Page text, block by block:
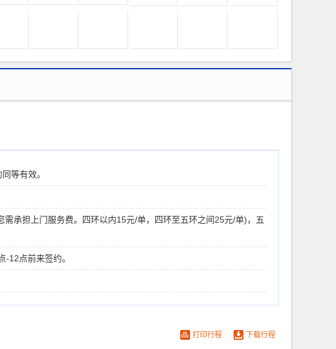
等有效。
承担上门服务费。四环以内15元/单，四环至五环之间25元/单)，五
12点前来签约。
打印行程 下载行程